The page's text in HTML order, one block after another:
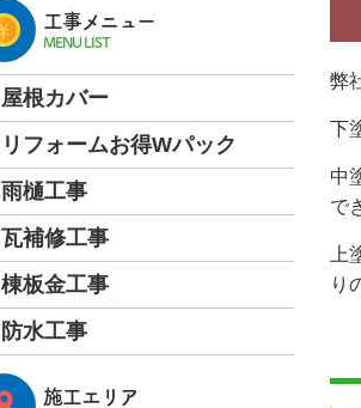
弊
下
中
で
り
工事メニュー
MENU LIST
屋根カバー
リフォームお得Wパック
雨樋工事
瓦補修工事
棟板金工事
防水工事
施工エリア